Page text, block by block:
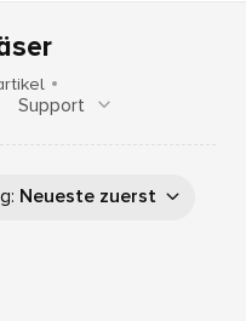
Support
: Neueste zuerst